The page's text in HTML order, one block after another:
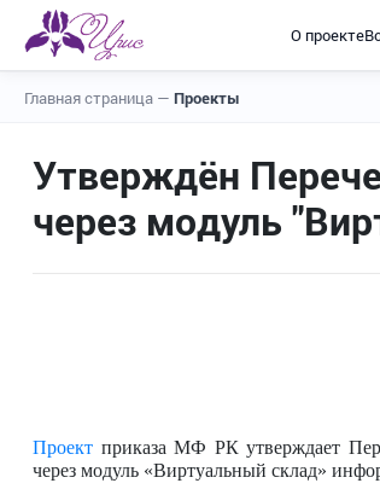
О проекте
Главная страница — Проекты
Утверждён
через модуль
Проект приказа МФ РК утверждает
через модуль «Виртуальный склад»